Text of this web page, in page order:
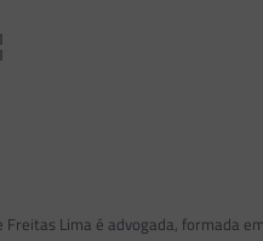
Lima é advogada, formada